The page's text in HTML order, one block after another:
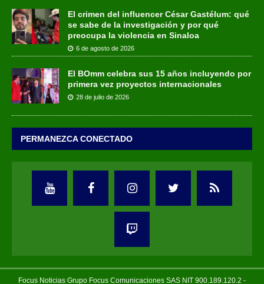
El crimen del influencer César Gastélum: qué
se sabe de la investigación y por qué
preocupa la violencia en Sinaloa
6 de agosto de 2026
El BOmm celebra sus 15 años incluyendo por
primera vez proyectos internacionales
28 de julio de 2026
PERMANEZCA CONECTADO
Focus Noticias Grupo Focus Comunicaciones SAS NIT 900.189.120.2 -